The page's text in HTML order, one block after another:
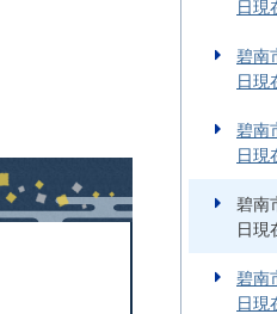
日現
碧南
日現
碧南
日現
碧南
日現
碧南
日現